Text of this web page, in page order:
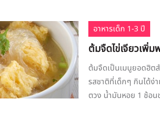
อาหารเด็ก 1-3 ปี
ต้มจืดไข่เจียวเพิ่
ต้มจืดเป็นเมนูยอดฮิตส
รสชาติที่เด็กๆ กินได้ง่
ตวง น้ำมันหอย 1 ช้อน